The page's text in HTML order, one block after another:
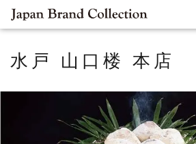
水戸 山口楼 本店